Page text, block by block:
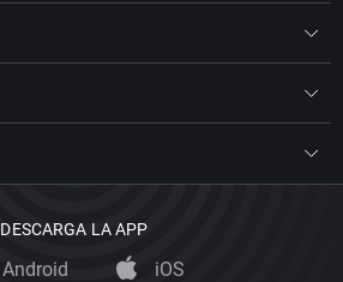
DESCARGA LA APP
Android iOS